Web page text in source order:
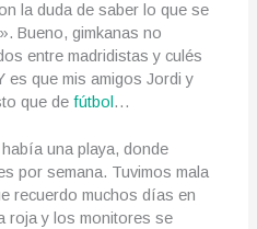
la duda de saber lo que se
Bueno, gimkanas no
entre madridistas y culés
que mis amigos Jordi y
que defútbol …
una playa, donde
por semana. Tuvimos mala
recuerdo muchos días en
roja y los monitores se